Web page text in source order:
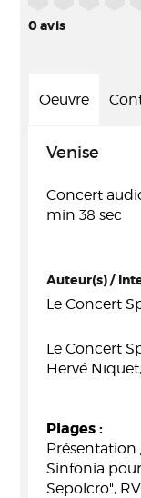
0avis
Oeuvre
Venise
Concert
min 38 sec
Auteur(s) /
Le Concert
Le Concert
Hervé
Plages :
Présentation
Sinfonia
Sepolcro",